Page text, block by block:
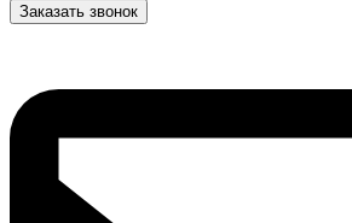
Заказать звонок